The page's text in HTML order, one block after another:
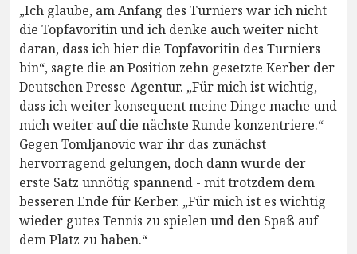
„Ich glaube, am Anfang des Turniers war ich nicht
die Topfavoritin und ich denke auch weiter nicht
daran, dass ich hier die Topfavoritin des Turniers
bin“, sagte die an Position zehn gesetzte Kerber der
Deutschen Presse-Agentur. „Für mich ist wichtig,
dass ich weiter konsequent meine Dinge mache und
mich weiter auf die nächste Runde konzentriere.“
Gegen Tomljanovic war ihr das zunächst
hervorragend gelungen, doch dann wurde der
erste Satz unnötig spannend - mit trotzdem dem
besseren Ende für Kerber. „Für mich ist es wichtig
wieder gutes Tennis zu spielen und den Spaß auf
dem Platz zu haben.“